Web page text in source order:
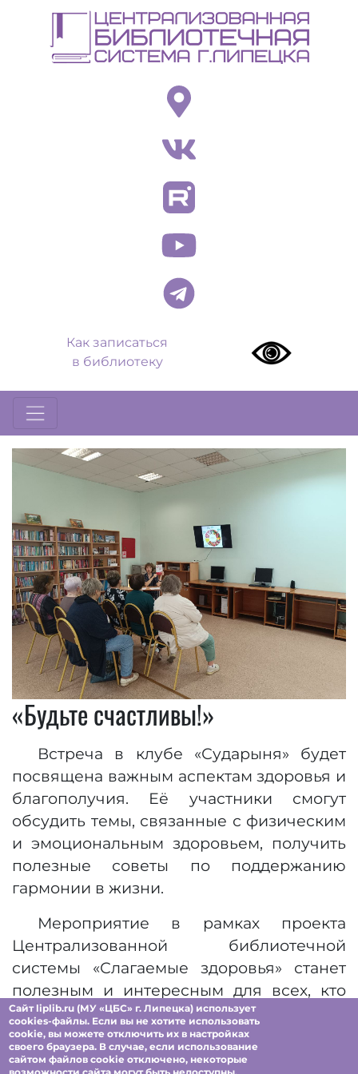
Сайт liplib.ru (МУ «ЦБС» г. Липецка) использует
cookies-файлы. Если вы не хотите использовать
cookie, вы можете отключить их в настройках
своего браузера. В случае, если использование
сайтом файлов cookie отключено, некоторые
Перейти
к
основному
Как записаться
в библиотеку
«Будьте счастливы!»
Встреча в клубе «Сударыня» будет
посвящена важным аспектам здоровья и
благополучия. Её участники смогут
обсудить темы, связанные с физическим
и эмоциональным здоровьем, получить
полезные советы по поддержанию
гармонии в жизни.
Мероприятие в рамках проекта
Централизованной библиотечной
системы «Слагаемые здоровья» станет
полезным и интересным для всех, кто
стремится к здоровому образу жизни и
гармонии.
Ждём вас!